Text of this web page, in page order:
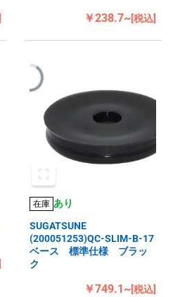
￥238.7~[税込]
在庫 あり
SUGATSUNE
(200051253)QC-SLIM-B-17
ベース 標準仕様 ブラッ
ク
￥749.1~[税込]